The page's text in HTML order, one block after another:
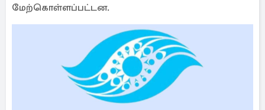
மேற்கொள்ளப்பட்டன.